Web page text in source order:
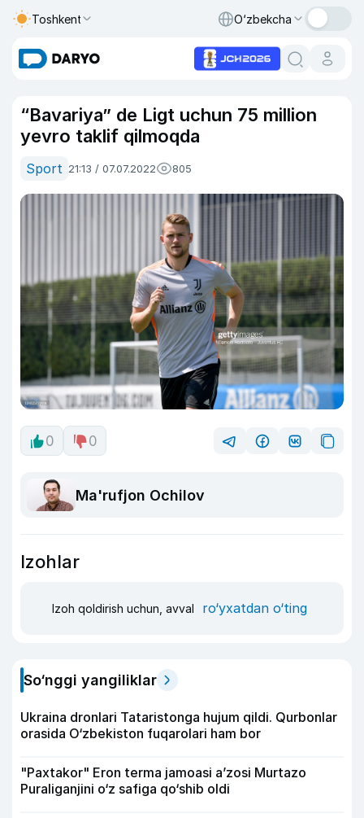
Toshkent O‘zbekcha
“Bavariya” de Ligt uchun 75 million
yevro taklif qilmoqda
Sport 21:13 / 07.07.2022 805
0 0
Ma'rufjon Ochilov
Izohlar
Izoh qoldirish uchun, avval ro‘yxatdan o‘ting
So‘nggi yangiliklar
Ukraina dronlari Tataristonga hujum qildi. Qurbonlar
orasida O‘zbekiston fuqarolari ham bor
"Paxtakor" Eron terma jamoasi a’zosi Murtazo
Puraliganjini o‘z safiga qo‘shib oldi